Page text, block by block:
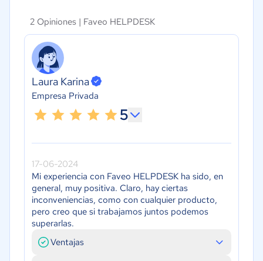
2 Opiniones | Faveo HELPDESK
Laura Karina
Empresa Privada
5
17-06-2024
Mi experiencia con Faveo HELPDESK ha sido, en
general, muy positiva. Claro, hay ciertas
inconveniencias, como con cualquier producto,
pero creo que si trabajamos juntos podemos
superarlas.
Ventajas